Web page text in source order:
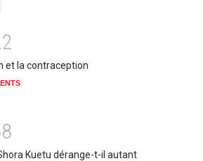
2
et la contraception
8
Kuetu dérange-t-il autant